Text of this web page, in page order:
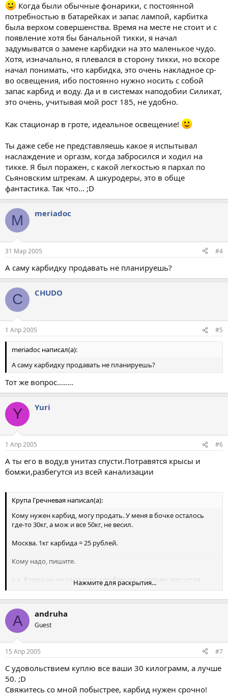
Когда были обычные фонарики, с постоянной
потребностью в батарейках и запас лампой, карбитка
была верхом совершенства. Время на месте не стоит и с
появление хотя бы банальной тикки, я начал
задумыватся о замене карбидки на это маленькое чудо.
Хотя, изначально, я плевался в сторону тикки, но вскоре
начал понимать, что карбидка, это очень накладное ср-
во освещения, ибо постоянно нужно носить с собой
запас карбид и воду. Да и в системах наподобии Силикат,
это очень, учитывая мой рост 185, не удобно.
Как стационар в гроте, идеальное освещение!
Ты даже себе не представляешь какое я испытывал
наслаждение и оргазм, когда забросился и ходил на
тикке. Я был поражен, с какой легкостью я пархал по
Сьяновским штрекам. А шкуродеры, это в обще
фантастика. Так что... ;D
M meriadoc
31 Мар 2005 #4
А саму карбидку продавать не планируешь?
C CHUDO
1 Апр 2005 #5
meriadoc написал(а):
А саму карбидку продавать не планируешь?
Тот же вопрос........
Y Yuri
1 Апр 2005 #6
А ты его в воду,в унитаз спусти.Потравятся крысы и
бомжи,разбегутся из всей канализации
Крупа Гречневая написал(а):
Кому нужен карбид, могу продать. У меня в бочке осталось
где-то 30кг, а мож и все 50кг, не весил.
Москва. 1кг карбида = 25 рублей.
Кому надо, пишите.
p.s. Я продаю не из-за того, что барыга, а потому, что устал
ходить на карбидке, ибо много геморроя. По началу это не так
заметно, а уже потом, когда тебя вокруг окружают люди с
вполне приличным и долгим светом, как например PETZL
TIKKA PLUS и т.п., это начало задевать.
Нажмите для раскрытия...
A andruha
Guest
15 Апр 2005 #7
С удовольствием куплю все ваши 30 килограмм, а лучше
50. ;D
Свяжитесь со мной побыстрее, карбид нужен срочно!